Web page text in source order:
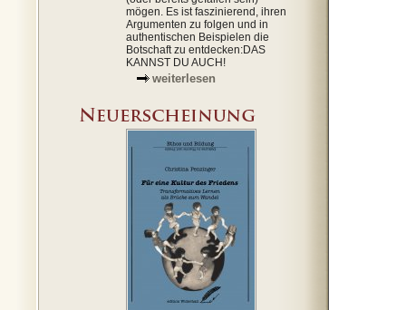
mögen. Es ist faszinierend, ihren
Argumenten zu folgen und in
authentischen Beispielen die
Botschaft zu entdecken:DAS
KANNST DU AUCH!
weiterlesen